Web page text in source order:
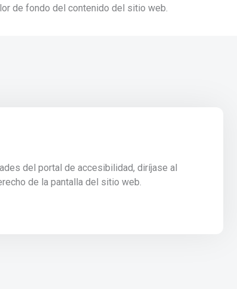
de fondo del contenido del sitio web.
del portal de accesibilidad, diríjase al
de la pantalla del sitio web.